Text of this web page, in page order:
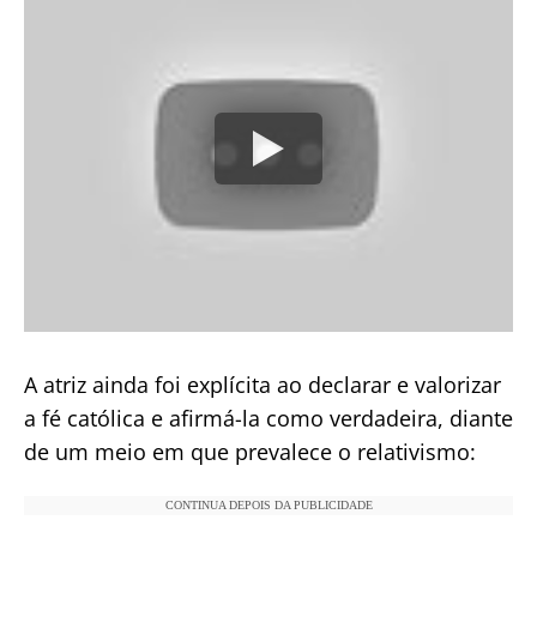
A atriz ainda foi explícita ao declarar e valorizar
a fé católica e afirmá-la como verdadeira, diante
de um meio em que prevalece o relativismo:
CONTINUA DEPOIS DA PUBLICIDADE